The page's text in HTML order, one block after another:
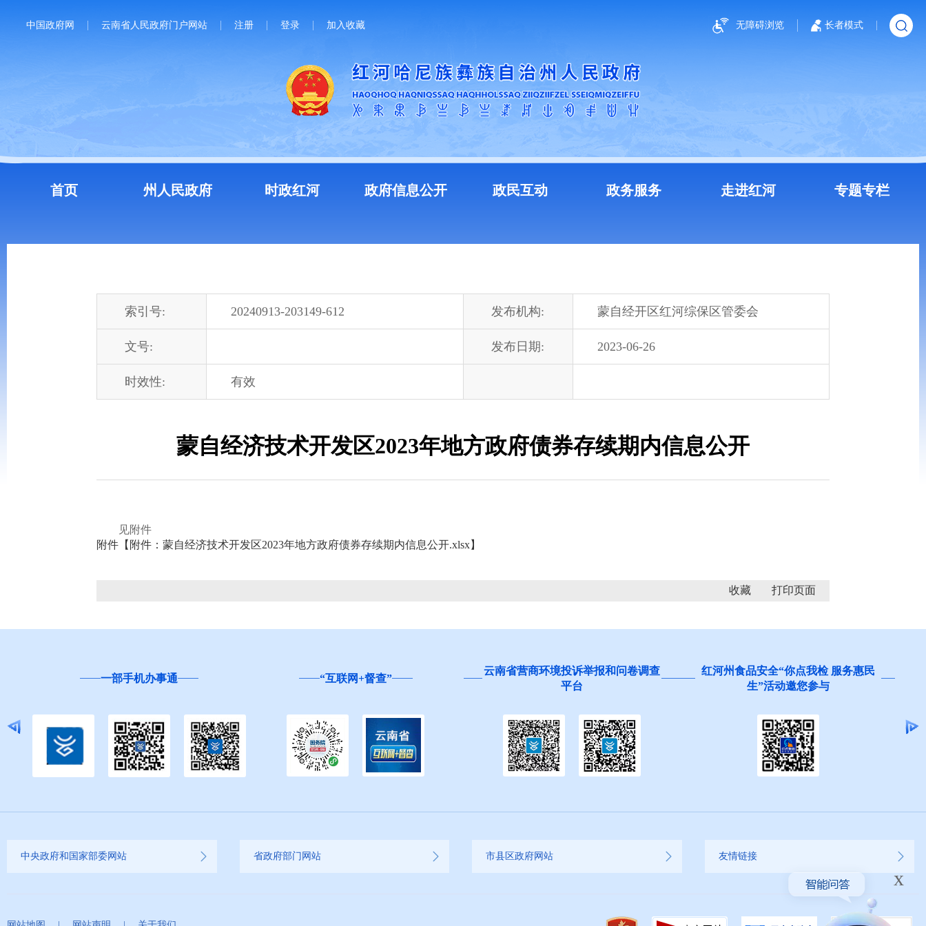
中国政府网 云南省人民政府门户网站 注册 登录 加入收藏 无障碍浏览 长者模式
首页 州人民政府 时政红河 政府信息公开 政民互动 政务服务 走进红河 专题专栏
索引号: 20240913-203149-612 发布机构: 蒙自经开区红河综保区管委会
文号: 发布日期: 2023-06-26
时效性: 有效
蒙自经济技术开发区2023年地方政府债券存续期内信息公开
见附件
附件【 附件：蒙自经济技术开发区2023年地方政府债券存续期内信息公开.xlsx】
收藏
一部手机办事通 “互联网+督查”
云南省营商环境投诉举报和问卷调查
平台
红河州食品安全“你点我检 服务惠民
生”活动邀您参与
中央政府和国家部委网站 省政府部门网站 市县区政府网站 友情链接
x